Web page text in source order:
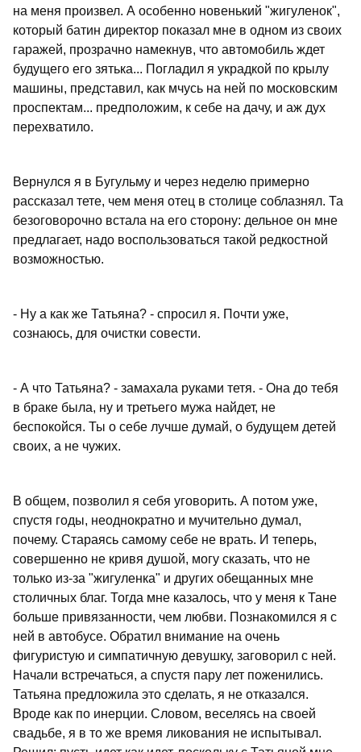
на меня произвел. А особенно новенький "жигуленок",
который батин директор показал мне в одном из своих
гаражей, прозрачно намекнув, что автомобиль ждет
будущего его зятька... Погладил я украдкой по крылу
машины, представил, как мчусь на ней по московским
проспектам... предположим, к себе на дачу, и аж дух
перехватило.
Вернулся я в Бугульму и через неделю примерно
рассказал тете, чем меня отец в столице соблазнял. Та
безоговорочно встала на его сторону: дельное он мне
предлагает, надо воспользоваться такой редкостной
возможностью.
- Ну а как же Татьяна? - спросил я. Почти уже,
сознаюсь, для очистки совести.
- А что Татьяна? - замахала руками тетя. - Она до тебя
в браке была, ну и третьего мужа найдет, не
беспокойся. Ты о себе лучше думай, о будущем детей
своих, а не чужих.
В общем, позволил я себя уговорить. А потом уже,
спустя годы, неоднократно и мучительно думал,
почему. Стараясь самому себе не врать. И теперь,
совершенно не кривя душой, могу сказать, что не
только из-за "жигуленка" и других обещанных мне
столичных благ. Тогда мне казалось, что у меня к Тане
больше привязанности, чем любви. Познакомился я с
ней в автобусе. Обратил внимание на очень
фигуристую и симпатичную девушку, заговорил с ней.
Начали встречаться, а спустя пару лет поженились.
Татьяна предложила это сделать, я не отказался.
Вроде как по инерции. Словом, веселясь на своей
свадьбе, я в то же время ликования не испытывал.